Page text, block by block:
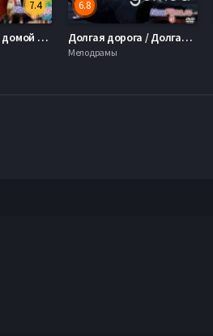
7.4
Дорога, дорога домой (2013)
6.8
Долгая дорога / Долгая дорога домой (2013)
Мелодрамы